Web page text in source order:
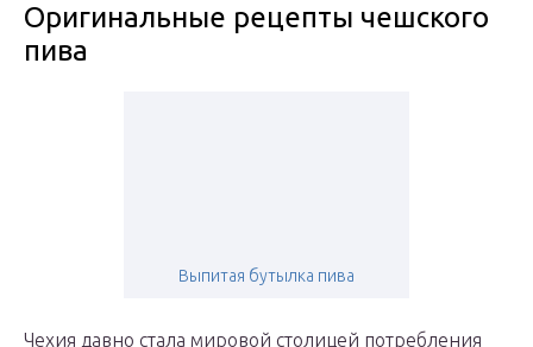
Оригинальные рецепты чешского
пива
Выпитая бутылка пива
Чехия давно стала мировой столицей потребления